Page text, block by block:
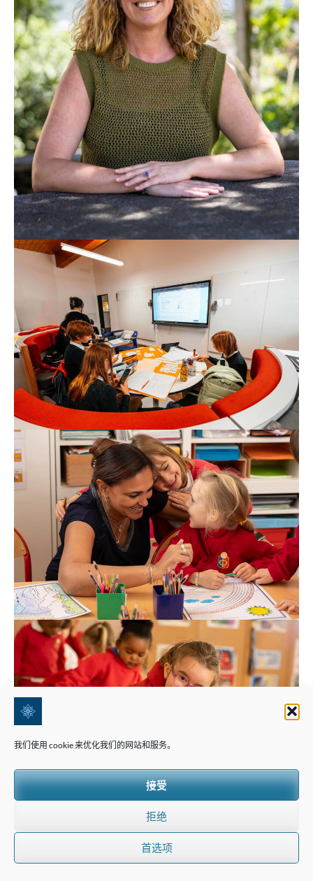
我们使用 cookie 来优化我们的网站和服务。
接受
拒绝
首选项